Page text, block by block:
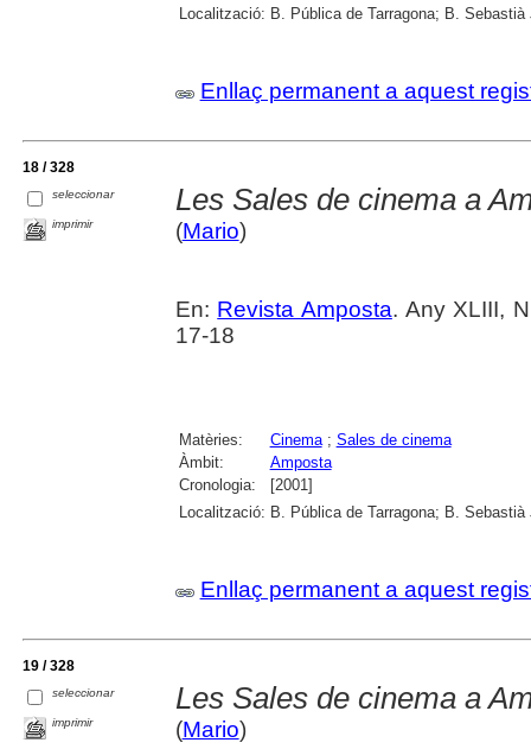
Localització: B. Pública de Tarragona; B.
Enllaç permanent a aquest
18 / 328
seleccionar
imprimir
Les Sales de cinema a
(Mario)
En: Revista Amposta. Any XLIII,
17-18
Matèries: Cinema; Sales de cinema
Àmbit:
Amposta
Cronologia:
[2001]
Localització: B. Pública de Tarragona; B.
Enllaç permanent a aquest
19 / 328
seleccionar
imprimir
Les Sales de cinema a
(Mario)